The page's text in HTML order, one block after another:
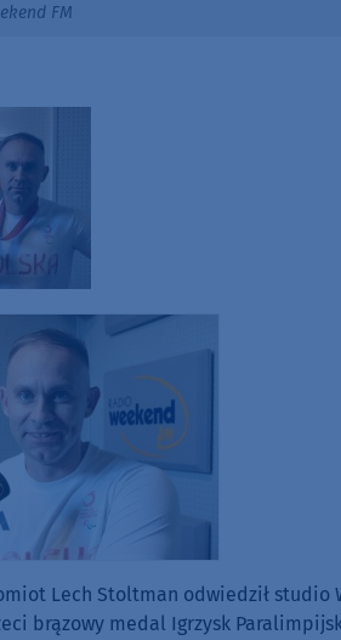
FM
Lech Stoltman odwiedził studio
brązowy medal Igrzysk